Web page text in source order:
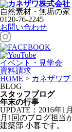
自然素材・無垢の家
0120-76-2245
お問い合わせ
イベント・見学会
資料請求
HOME > カネザワ
BLOG
スタッフブログ
年末の行事
UPDATE：2016年1
月1回のブログ担当
建築部 小暮です。